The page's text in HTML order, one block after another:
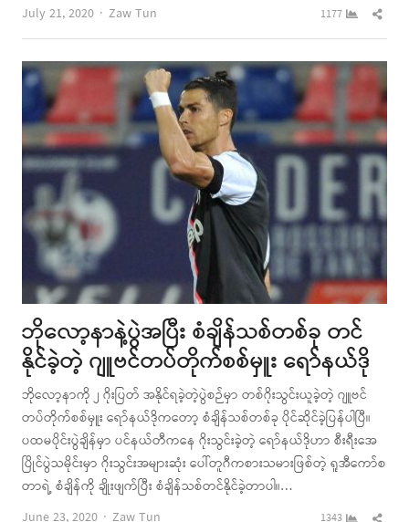
July 21, 2020
Author
Zaw Tun 1177
ဘိုလော့နာနဲ့ပွဲအပြီး စံချိန်သစ်တစ်ခု တင်
နိုင်ခဲ့တဲ့ ဂျူဗင်တပ်တိုက်စစ်မှူး ရော်နယ်ဒို
ဘိုလော့နာကို ၂ ဂိုးပြတ် အနိုင်ရခဲ့တဲ့ပွဲစဉ်မှာ တစ်ဂိုးသွင်းယူခဲ့တဲ့ ဂျူဗင်
တပ်တိုက်စစ်မှူး ရော်နယ်ဒိုကတော့ စံချိန်သစ်တစ်ခု ပိုင်ဆိုင်ခဲ့ပြန်ပါပြီ။
ပထမပိုင်းပွဲချိန်မှာ ပင်နယ်တီကနေ ဂိုးသွင်းခဲ့တဲ့ ရော်နယ်ဒိုဟာ စီးရီးအေ
ပြိုင်ပွဲသမိုင်းမှာ ဂိုးသွင်းအများဆုံး ပေါ်တူဂီကစားသမားဖြစ်တဲ့ ရူအီကော်စ
တာရဲ့ စံချိန်ကို ချိုးဖျက်ပြီး စံချိန်သစ်တင်နိုင်ခဲ့တာပါ။…
Author